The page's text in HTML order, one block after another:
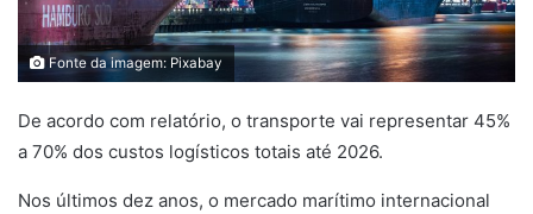
Fonte da imagem: Pixabay
De acordo com relatório, o transporte vai representar 45%
a 70% dos custos logísticos totais até 2026.
Nos últimos dez anos, o mercado marítimo internacional